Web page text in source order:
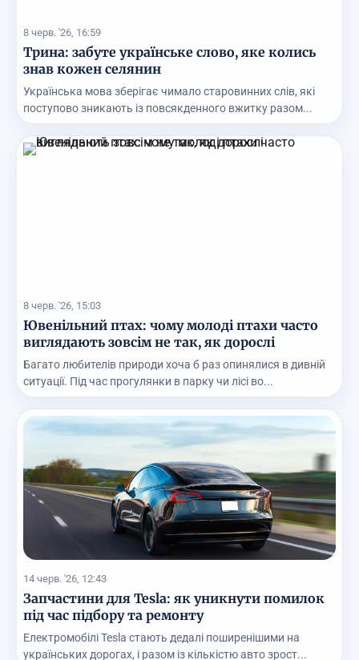
8 черв. '26, 16:59
Трина: забуте українське слово, яке колись
знав кожен селянин
Українська мова зберігає чимало старовинних слів, які
поступово зникають із повсякденного вжитку разом...
8 черв. '26, 15:03
Ювенільний птах: чому молоді птахи часто
виглядають зовсім не так, як дорослі
Багато любителів природи хоча б раз опинялися в дивній
ситуації. Під час прогулянки в парку чи лісі во...
14 черв. '26, 12:43
Запчастини для Tesla: як уникнути помилок
під час підбору та ремонту
Електромобілі Tesla стають дедалі поширенішими на
українських дорогах, і разом із кількістю авто зрост...